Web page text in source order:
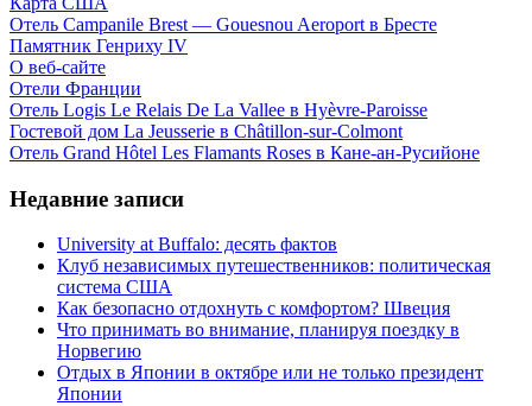
Отель Campanile Brest — Gouesnou Aeroport в Бресте
Памятник Генриху IV
О веб-сайте
Отели Франции
Отель Logis Le Relais De La Vallee в Hyèvre-Paroisse
Гостевой дом La Jeusserie в Châtillon-sur-Colmont
Отель Grand Hôtel Les Flamants Roses в Кане-ан-Русийоне
Недавние записи
University at Buffalo: десять фактов
Клуб независимых путешественников: политическая
система США
Как безопасно отдохнуть с комфортом? Швеция
Что принимать во внимание, планируя поездку в
Норвегию
Отдых в Японии в октябре или не только президент
Японии